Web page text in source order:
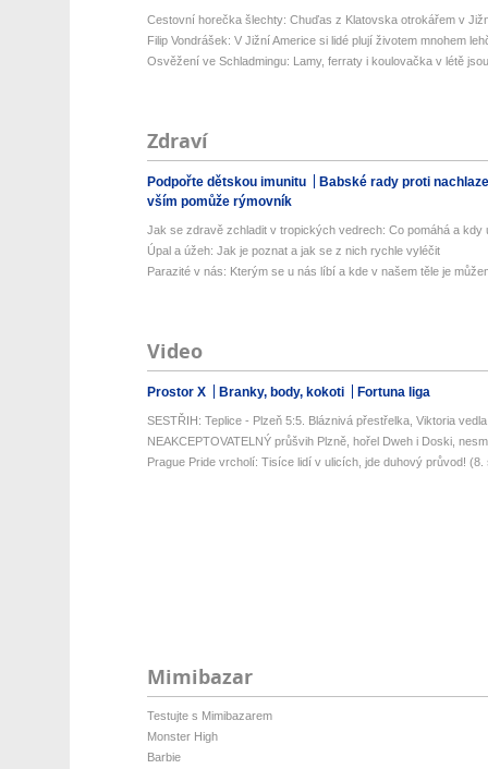
Cestovní horečka šlechty: Chuďas z Klatovska otrokářem v
Filip Vondrášek: V Jižní Americe si lidé plují životem mnohem
Osvěžení ve Schladmingu: Lamy, ferraty i koulovačka v létě
Zdraví
Podpořte dětskou imunitu
Babské rady proti
vším pomůže rýmovník
Jak se zdravě zchladit v tropických vedrech: Co pomáhá a kdy
Úpal a úžeh: Jak je poznat a jak se z nich rychle vyléčit
Parazité v nás: Kterým se u nás líbí a kde v našem těle je
Video
Prostor X Branky, body, kokoti Fortuna liga
SESTŘIH: Teplice - Plzeň 5:5. Bláznivá přestřelka, Viktoria
NEAKCEPTOVATELNÝ průšvih Plzně, hořel Dweh i Doski,
Prague Pride vrcholí: Tisíce lidí v ulicích, jde duhový průvod! (8.
Mimibazar
Testujte s Mimibazarem
Monster High
Barbie